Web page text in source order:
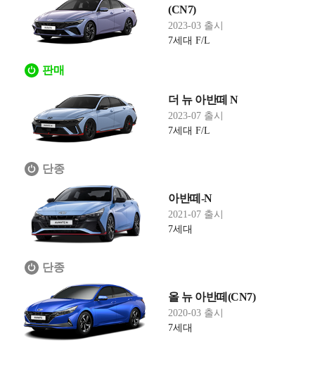
(CN7)
2023-03 출시
7세대 F/L
판매
더 뉴 아반떼 N
2023-07 출시
7세대 F/L
단종
아반떼-N
2021-07 출시
7세대
단종
올 뉴 아반떼(CN7)
2020-03 출시
7세대